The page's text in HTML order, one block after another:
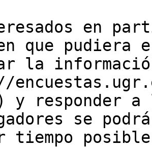
en
que pudiera
la
y responder
se
tiempo